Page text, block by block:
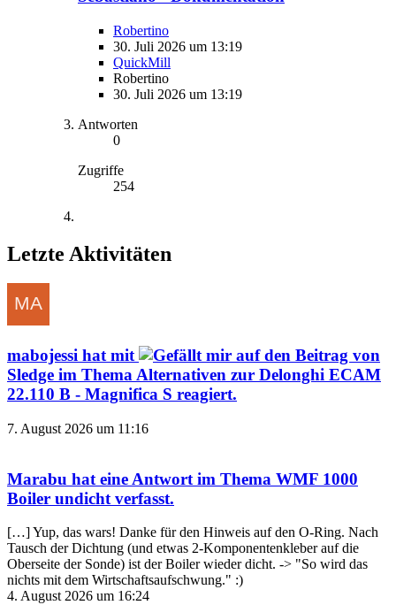
Robertino
30. Juli 2026 um 13:19
QuickMill
Robertino
30. Juli 2026 um 13:19
Antworten
0
Zugriffe
254
Letzte Aktivitäten
mabojessi hat mit
auf den Beitrag von
Sledge im Thema Alternativen zur Delonghi ECAM
22.110 B - Magnifica S reagiert.
7. August 2026 um 11:16
Marabu hat eine Antwort im Thema WMF 1000
Boiler undicht verfasst.
[…] Yup, das wars! Danke für den Hinweis auf den O-Ring. Nach
Tausch der Dichtung (und etwas 2-Komponentenkleber auf die
Oberseite der Sonde) ist der Boiler wieder dicht. -> "So wird das
nichts mit dem Wirtschaftsaufschwung." :)
4. August 2026 um 16:24